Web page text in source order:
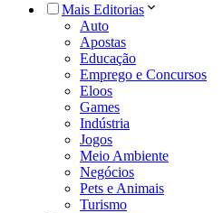
Mais Editorias
Auto
Apostas
Educação
Emprego e Concursos
Eloos
Games
Indústria
Jogos
Meio Ambiente
Negócios
Pets e Animais
Turismo